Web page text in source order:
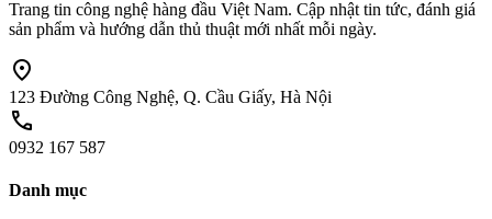
Trang tin công nghệ hàng đầu Việt Nam. Cập nhật tin tức, đánh giá
sản phẩm và hướng dẫn thủ thuật mới nhất mỗi ngày.
location_on
123 Đường Công Nghệ, Q. Cầu Giấy, Hà Nội
call
0932 167 587
Danh mục